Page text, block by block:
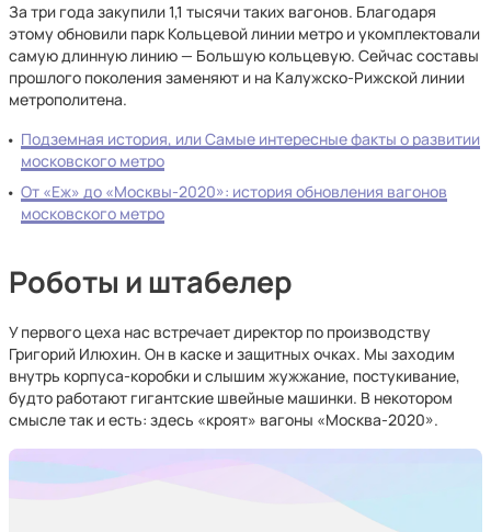
За три года закупили 1,1 тысячи таких вагонов. Благодаря
этому обновили парк Кольцевой линии метро и укомплектовали
самую длинную линию — Большую кольцевую. Сейчас составы
прошлого поколения заменяют и на Калужско-Рижской линии
метрополитена.
Подземная история, или Самые интересные факты о развитии
московского метро
От «Еж» до «Москвы-2020»: история обновления вагонов
московского метро
Роботы и штабелер
У первого цеха нас встречает директор по производству
Григорий Илюхин. Он в каске и защитных очках. Мы заходим
внутрь корпуса-коробки и слышим жужжание, постукивание,
будто работают гигантские швейные машинки. В некотором
смысле так и есть: здесь «кроят» вагоны «Москва-2020».